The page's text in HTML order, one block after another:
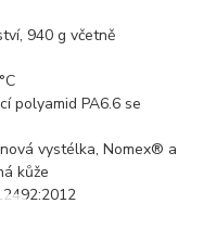
940 g včetně
polyamid PA6.6 se
vystélka, Nomex® a
kůže